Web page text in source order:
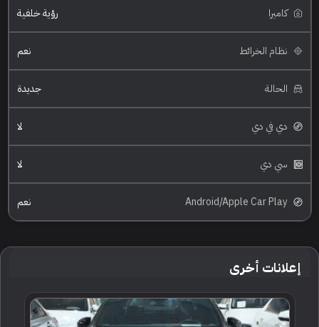
كاميرا رؤية خلفية
نظام الخرائط نعم
الحالة جديدة
دي في دي لا
سي دي لا
Android/Apple Car Play نعم
إعلانات أخرى